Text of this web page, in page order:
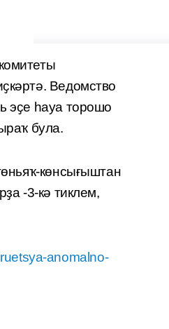
Ведомство
эҫе һауа торошо
була.
көнсығыштан
-3-кә тиклем,
anomalno-